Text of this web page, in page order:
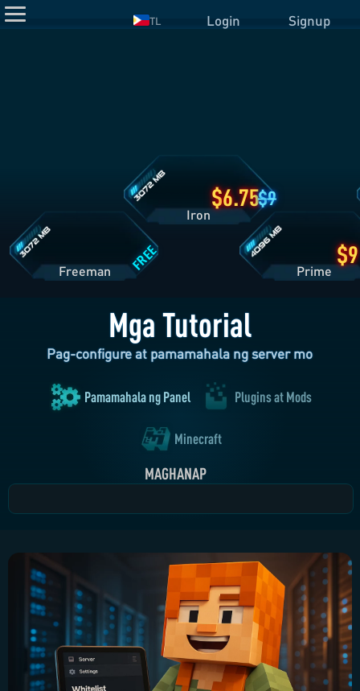
TL Login Signup
6.75
Mga Tutorial
Pag-configure at pamamahala ng server mo
Pamamahala ng Panel Plugins at Mods
Minecraft
MAGHANAP